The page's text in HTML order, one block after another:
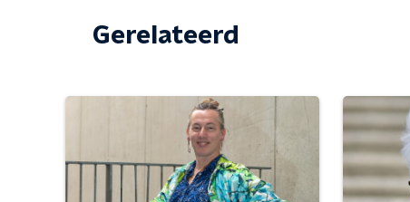
Gerelateerd